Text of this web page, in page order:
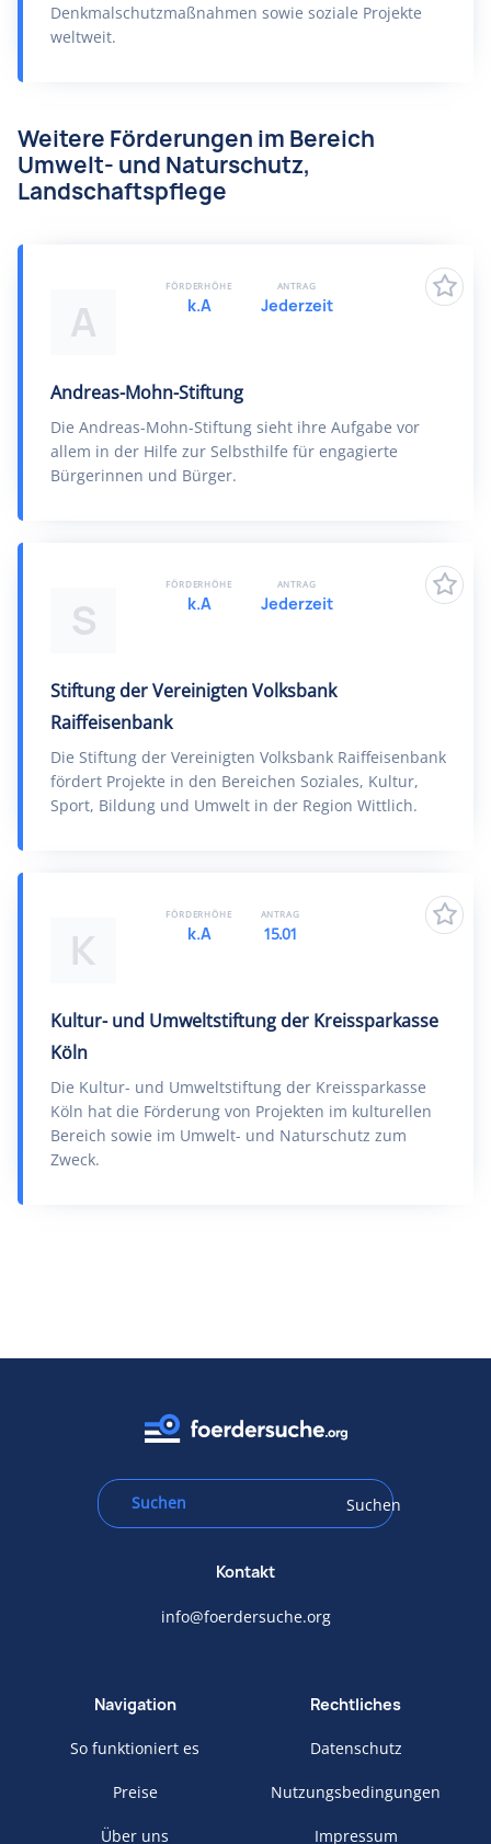
Denkmalschutzmaßnahmen sowie soziale Projekte
weltweit.
Weitere Förderungen im Bereich
Umwelt- und Naturschutz,
Landschaftspflege
A
Andreas-Mohn-Stiftung
Die Andreas-Mohn-Stiftung sieht ihre Aufgabe vor
allem in der Hilfe zur Selbsthilfe für engagierte
Bürgerinnen und Bürger.
FÖRDERHÖHE
k.A
ANTRAG
Jederzeit
S
Stiftung der Vereinigten Volksbank
Raiffeisenbank
Die Stiftung der Vereinigten Volksbank Raiffeisenbank
fördert Projekte in den Bereichen Soziales, Kultur,
Sport, Bildung und Umwelt in der Region Wittlich.
FÖRDERHÖHE
k.A
ANTRAG
Jederzeit
K
Kultur- und Umweltstiftung der Kreissparkasse
Köln
Die Kultur- und Umweltstiftung der Kreissparkasse
Köln hat die Förderung von Projekten im kulturellen
Bereich sowie im Umwelt- und Naturschutz zum
Zweck.
FÖRDERHÖHE
k.A
ANTRAG
15.01
Suchen
Kontakt
info@foerdersuche.org
Navigation
So funktioniert es
Preise
Über uns
Rechtliches
Datenschutz
Nutzungsbedingungen
Impressum